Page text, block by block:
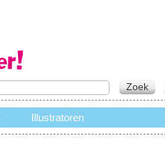
Zoek
Illustratoren